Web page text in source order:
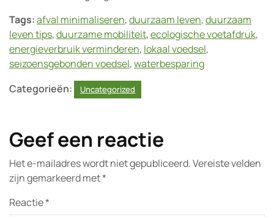
Tags:afval minimaliseren,duurzaam leven,duurzaam
leven tips,duurzame mobiliteit,ecologische voetafdruk,
energieverbruik verminderen, lokaal voedsel,
seizoensgebonden voedsel,waterbesparing
Categorieën:
Uncategorized
Geef een reactie
Het e-mailadres wordt niet gepubliceerd.Vereiste velden
zijn gemarkeerd met*
Reactie*